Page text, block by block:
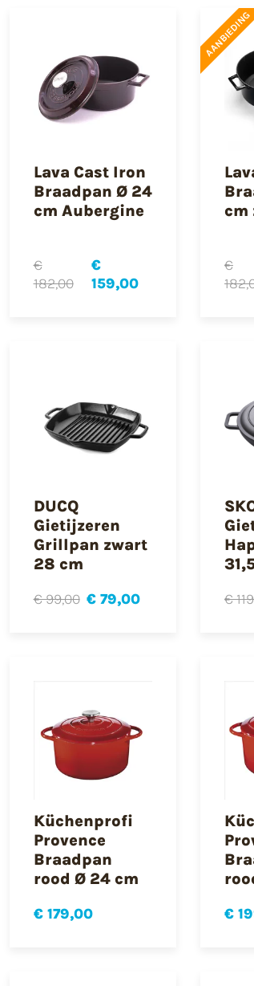
Lava Cast Iron
Braadpan Ø 24
cm Aubergine
€
182,00
€
159,00
AANBIEDING
cm
€
DUCQ
Gietijzeren
Grillpan zwart
28 cm
€ 99,00 € 79,00 €
Küchenprofi
Provence
Braadpan
rood Ø 24 cm
€ 179,00 €